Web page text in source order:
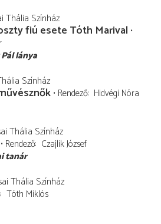
Thália Színház
fiú esete Tóth Marival
lánya
Színház
Rendező Hidvégi Nóra
Thália Színház
Rendező Czajlik József
tanár
Thália Színház
Tóth Miklós